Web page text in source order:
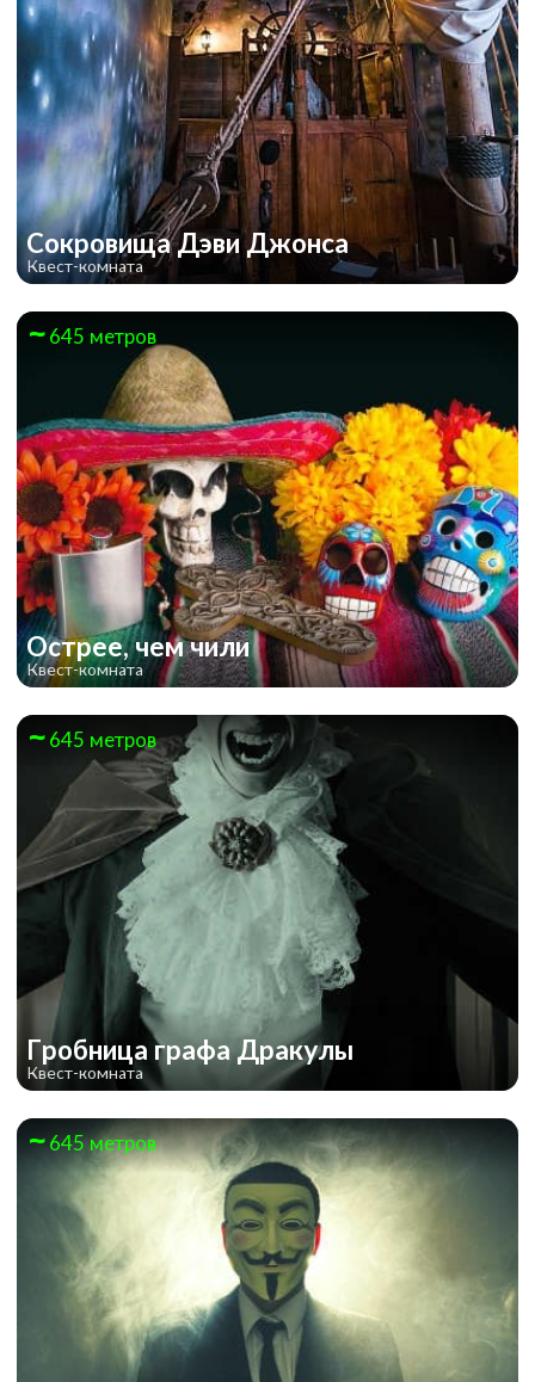
Сокровища Дэви Джонса
Квест-комната
645 метров
Острее, чем чили
Квест-комната
645 метров
Гробница графа Дракулы
Квест-комната
645 метров